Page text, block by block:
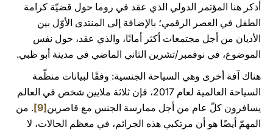
أذكر هنا المؤتمر الدولي الذي عقد في روما حول قضيّة كرامة
الطفل في العصر الرقمي؛ بالإضافة إلى المنتدى الأوّل بين
الأديان من أجل مجتمعات أكثر أمانًا، والذي عقد، حول نفس
الموضوع، في نوفمبر/تشرين الثاني الماضي في مدينة أبو ظبي.
هناك آفة أخرى وهي السياحة الجنسية: وفقًا لبيانات منظّمة
السياحة العالمية لعام 2017، فإن ثلاثة ملايين شخص في العالم
يسافرون كلّ عام من أجل ممارسة الجنس مع قاصرين[9]
. من
المهمّ أيضًا هو أن مرتكبي هذه الجرائم، في معظم الحالات، لا